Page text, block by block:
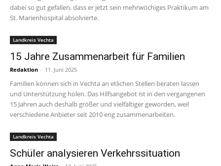
dabei so gut gefallen, dass er jetzt sein mehrwöchiges Praktikum am
St. Marienhospital absolvierte.
Landkreis Vechta
15 Jahre Zusammenarbeit für Familien
Redaktion - 11. Juni 2025
Familien können sich in Vechta an etlichen Stellen beraten lassen
und Unterstützung holen. Das Hilfsangebot ist in den vergangenen
15 Jahren auch deshalb größer und vielfältiger geworden, weil
verschiedene Anbieter seit 2010 eng zusammenarbeiten.
Landkreis Vechta
Schüler analysieren Verkehrssituation